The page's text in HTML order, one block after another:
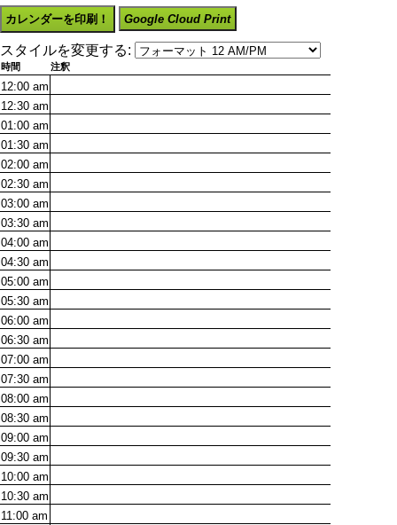
カレンダーを印刷！ Google Cloud Print
スタイルを変更する:
時間 注釈
12:00 am
12:30 am
01:00 am
01:30 am
02:00 am
02:30 am
03:00 am
03:30 am
04:00 am
04:30 am
05:00 am
05:30 am
06:00 am
06:30 am
07:00 am
07:30 am
08:00 am
08:30 am
09:00 am
09:30 am
10:00 am
10:30 am
11:00 am